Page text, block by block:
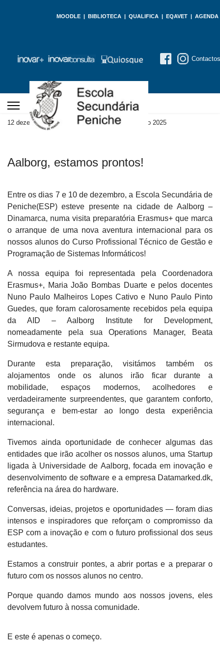
MOODLE | BIBLIOTECA | QUALIFICA | EQAVET | AGENDA
Contactos
12 dezembro 2025 Atualizado em 12 dezembro 2025
Aalborg, estamos prontos!
Entre os dias 7 e 10 de dezembro, a Escola Secundária de
Peniche(ESP) esteve presente na cidade de Aalborg –
Dinamarca, numa visita preparatória Erasmus+ que marca
o arranque de uma nova aventura internacional para os
nossos alunos do Curso Profissional Técnico de Gestão e
Programação de Sistemas Informáticos!
A nossa equipa foi representada pela Coordenadora
Erasmus+, Maria João Bombas Duarte e pelos docentes
Nuno Paulo Malheiros Lopes Cativo e Nuno Paulo Pinto
Guedes, que foram calorosamente recebidos pela equipa
da AID – Aalborg Institute for Development,
nomeadamente pela sua Operations Manager, Beata
Sirmudova e restante equipa.
Durante esta preparação, visitámos também os
alojamentos onde os alunos irão ficar durante a
mobilidade, espaços modernos, acolhedores e
verdadeiramente surpreendentes, que garantem conforto,
segurança e bem-estar ao longo desta experiência
internacional.
Tivemos ainda oportunidade de conhecer algumas das
entidades que irão acolher os nossos alunos, uma Startup
ligada à Universidade de Aalborg, focada em inovação e
desenvolvimento de software e a empresa Datamarked.dk,
referência na área do hardware.
Conversas, ideias, projetos e oportunidades — foram dias
intensos e inspiradores que reforçam o compromisso da
ESP com a inovação e com o futuro profissional dos seus
estudantes.
Estamos a construir pontes, a abrir portas e a preparar o
futuro com os nossos alunos no centro.
Porque quando damos mundo aos nossos jovens, eles
devolvem futuro à nossa comunidade.
E este é apenas o começo.